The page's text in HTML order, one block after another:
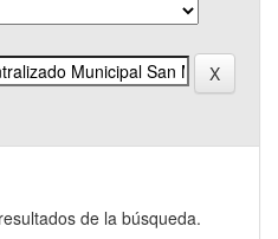
de la búsqueda.